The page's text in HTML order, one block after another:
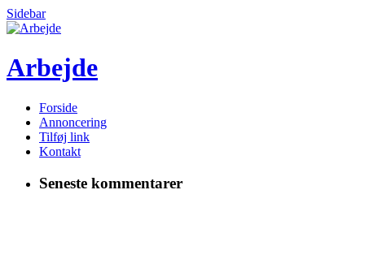
Sidebar
Arbejde
Forside
Annoncering
Tilføj link
Kontakt
Seneste kommentarer